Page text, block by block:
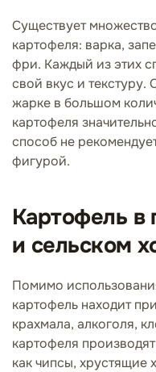
Существует
картофеля: варка,
фри. Каждый из этих
свой вкус и текстуру.
жарке в большом
картофеля
способ не
фигурой.
Картофель
и сельском
Помимо
картофель находит
крахмала, алкоголя,
картофеля
как чипсы, хрустящие